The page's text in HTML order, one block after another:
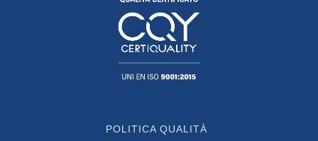
POLITICA QUALITÀ